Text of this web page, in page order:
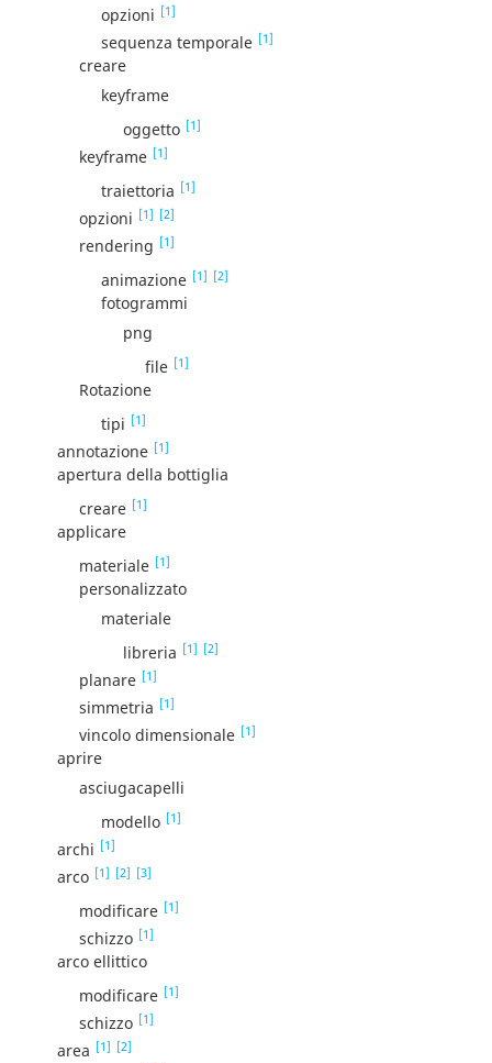
opzioni [1]
sequenza temporale [1]
creare
keyframe
oggetto [1]
keyframe [1]
traiettoria [1]
opzioni [1] [2]
rendering [1]
animazione [1] [2]
fotogrammi
png
file [1]
Rotazione
tipi [1]
annotazione [1]
apertura della bottiglia
creare [1]
applicare
materiale [1]
personalizzato
materiale
libreria [1] [2]
planare [1]
simmetria [1]
vincolo dimensionale [1]
aprire
asciugacapelli
modello [1]
archi [1]
arco [1] [2] [3]
modificare [1]
schizzo [1]
arco ellittico
modificare [1]
schizzo [1]
area [1] [2]